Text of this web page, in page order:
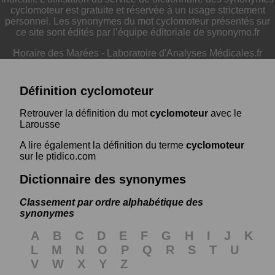
cyclomoteur est gratuite et réservée à un usage strictement
personnel. Les synonymes du mot cyclomoteur présentés sur
ce site sont édités par l’équipe éditoriale de synonymo.fr
Horaire des Marées - Laboratoire d'Analyses Médicales.fr
Définition cyclomoteur
Retrouver la définition du motcyclomoteur avec le
Larousse
A lire également la définition du terme cyclomoteur
sur le ptidico.com
Dictionnaire des synonymes
Classement par ordre alphabétique des
synonymes
A B C D E F G H I J
K
L
M N O P Q R S T
U
V
W X Y Z